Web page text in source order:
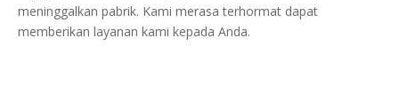
meninggalkan pabrik. Kami merasa terhormat dapat
memberikan layanan kami kepada Anda.